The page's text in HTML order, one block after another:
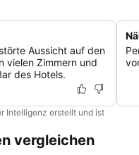
Aussicht auf den
vielen Zimmern und
des Hotels.
Intelligenz erstellt und ist
vergleichen